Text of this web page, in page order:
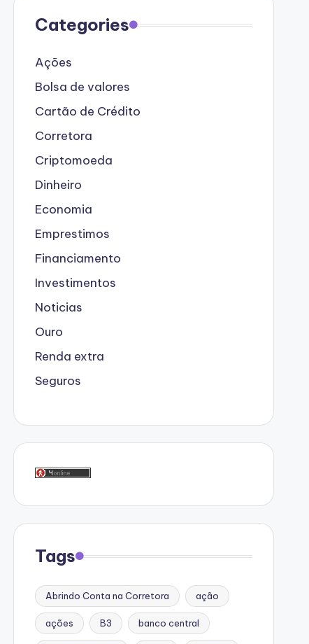
Categories
Ações
Bolsa de valores
Cartão de Crédito
Corretora
Criptomoeda
Dinheiro
Economia
Emprestimos
Financiamento
Investimentos
Noticias
Ouro
Renda extra
Seguros
Tags
Abrindo Conta na Corretora ação
ações B3 banco central